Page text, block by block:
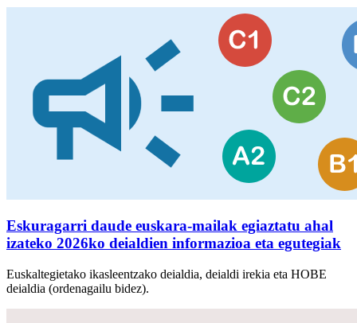
Eskuragarri daude euskara-mailak egiaztatu ahal
izateko 2026ko deialdien informazioa eta egutegiak
Euskaltegietako ikasleentzako deialdia, deialdi irekia eta HOBE
deialdia (ordenagailu bidez).